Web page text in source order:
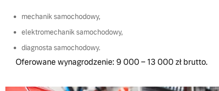
mechanik samochodowy,
elektromechanik samochodowy,
diagnosta samochodowy.
Oferowane wynagrodzenie: 9 000 – 13 000 zł brutto.